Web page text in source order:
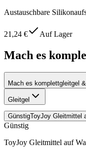
Austauschbare
21,24 € Auf Lager
Mach es
Mach es komplettgleitgel
Gleitgel
GünstigToyJoy Gleitmittel
Günstig
ToyJoy Gleitmittel auf